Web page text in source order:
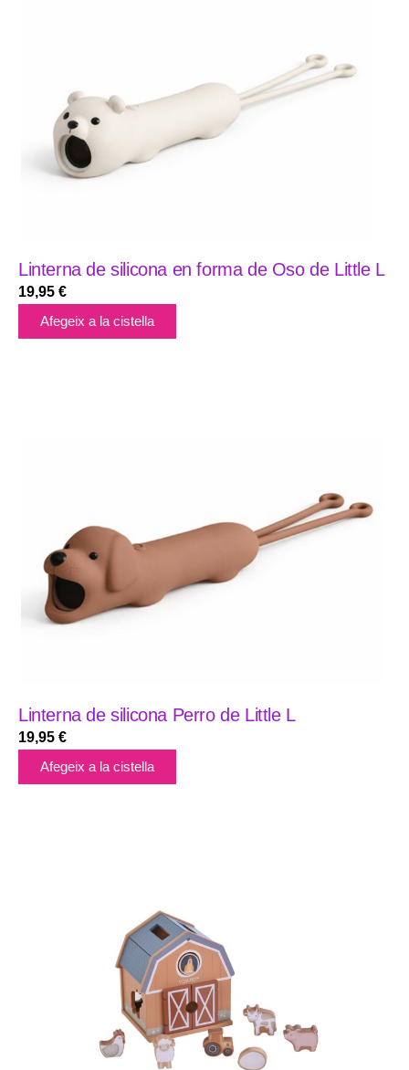
Linterna de silicona en forma de Oso de Little L
19,95 €
Afegeix a la cistella
Linterna de silicona Perro de Little L
19,95 €
Afegeix a la cistella